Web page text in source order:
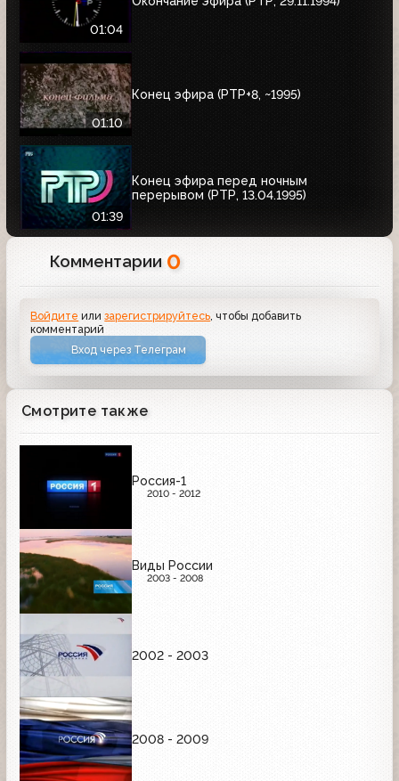
01:04
01:10
Конец эфира (РТР+8, ~1995)
01:39
Конец эфира перед ночным
перерывом (РТР, 13.04.1995)
Комментарии 0
Войдите илизарегистрируйтесь, чтобы добавить
комментарий
Вход через Телеграм
Смотрите также
Россия-1
2010 - 2012
Виды России
2003 - 2008
2002 - 2003
2008 - 2009